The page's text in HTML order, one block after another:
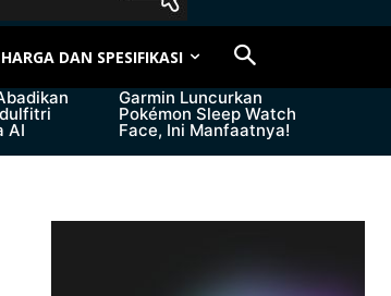
HARGA DAN SPESIFIKASI
AI
Garmin Luncurkan
Pokémon Sleep Watch
Face, Ini Manfaatnya!